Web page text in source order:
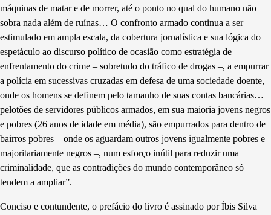
máquinas de matar e de morrer, até o ponto no qual do humano não
sobra nada além de ruínas… O confronto armado continua a ser
estimulado em ampla escala, da cobertura jornalística e sua lógica do
espetáculo ao discurso político de ocasião como estratégia de
enfrentamento do crime – sobretudo do tráfico de drogas –, a empurrar
a polícia em sucessivas cruzadas em defesa de uma sociedade doente,
onde os homens se definem pelo tamanho de suas contas bancárias…
pelotões de servidores públicos armados, em sua maioria jovens negros
e pobres (26 anos de idade em média), são empurrados para dentro de
bairros pobres – onde os aguardam outros jovens igualmente pobres e
majoritariamente negros –, num esforço inútil para reduzir uma
criminalidade, que as contradições do mundo contemporâneo só
tendem a ampliar”.
Conciso e contundente, o prefácio do livro é assinado por Íbis Silva